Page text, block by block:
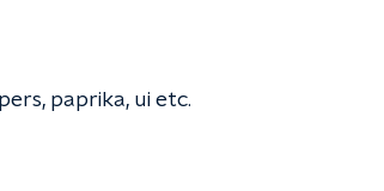
paprika, ui etc.